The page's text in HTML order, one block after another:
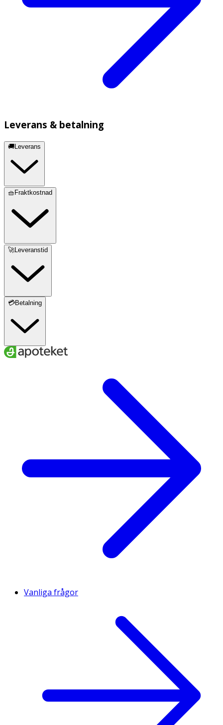
Leverans & betalning
🚚Leverans
🧺Fraktkostnad
🚀Leveranstid
💳Betalning
Vanliga frågor